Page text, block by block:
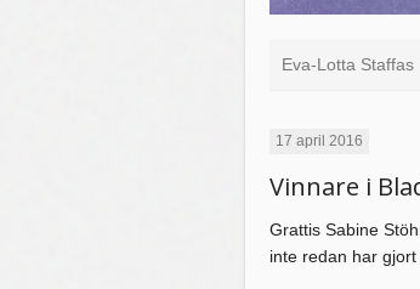
Eva-Lotta Staffas
17 april 2016
Vinnare i
Grattis Sabine
inte redan har gjort